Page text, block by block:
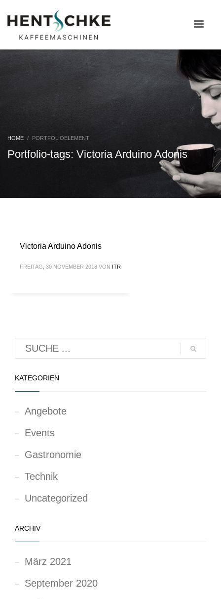
HOME PORTFOLIOELEMENT
Portfolio-tags: Victoria Arduino Adonis
Victoria Arduino Adonis
FREITAG, 30 NOVEMBER 2018 VON ITR
KATEGORIEN
Angebote
Events
Gastronomie
Technik
Uncategorized
ARCHIV
März 2021
September 2020